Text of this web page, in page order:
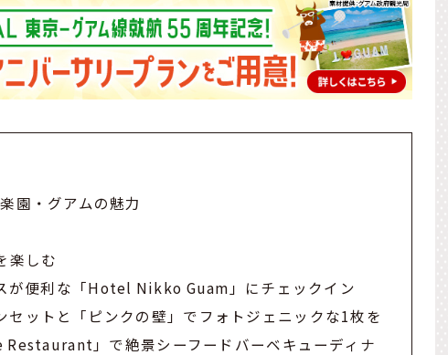
園・グアムの魅力
楽しむ
が便利な「Hotel Nikko Guam」にチェックイン
セットと「ピンクの壁」でフォトジェニックな1枚を
」で絶景シーフードバーベキューディナ